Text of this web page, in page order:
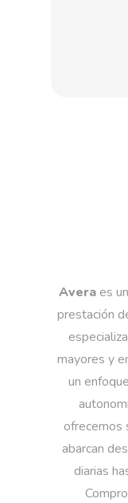
Avera es
prestación
mayores y
un
ofrecemos
abarcan
diarias